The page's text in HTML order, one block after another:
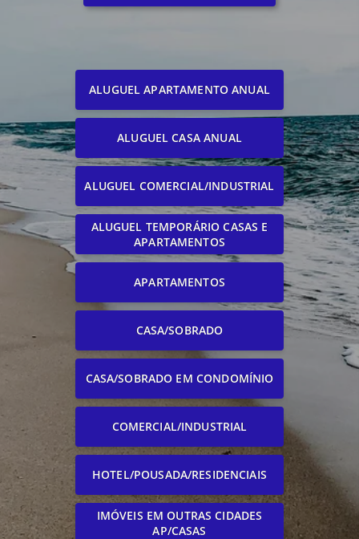
ALUGUEL APARTAMENTO ANUAL
ALUGUEL CASA ANUAL
ALUGUEL COMERCIAL/INDUSTRIAL
ALUGUEL TEMPORÁRIO CASAS E
APARTAMENTOS
APARTAMENTOS
CASA/SOBRADO
CASA/SOBRADO EM CONDOMÍNIO
COMERCIAL/INDUSTRIAL
HOTEL/POUSADA/RESIDENCIAIS
IMÓVEIS EM OUTRAS CIDADES
AP/CASAS